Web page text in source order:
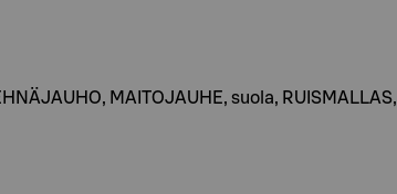
MAITOJAUHE, suola, RUISMALLAS,